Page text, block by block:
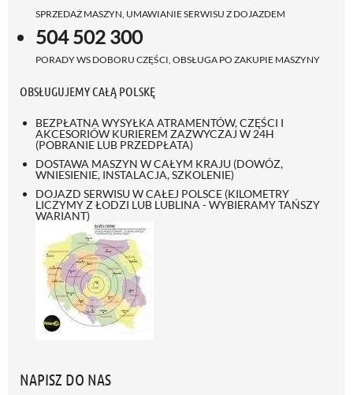
SPRZEDAŻ MASZYN, UMAWIANIE SERWISU Z DOJAZDEM
504 502 300
PORADY WS DOBORU CZĘŚCI, OBSŁUGA PO ZAKUPIE MASZYNY
OBSŁUGUJEMY CAŁĄ POLSKĘ
BEZPŁATNA WYSYŁKA ATRAMENTÓW, CZĘŚCI I
AKCESORIÓW KURIEREM ZAZWYCZAJ W 24H
(POBRANIE LUB PRZEDPŁATA)
DOSTAWA MASZYN W CAŁYM KRAJU (DOWÓZ,
WNIESIENIE, INSTALACJA, SZKOLENIE)
DOJAZD SERWISU W CAŁEJ POLSCE (KILOMETRY
LICZYMY Z ŁODZI LUB LUBLINA - WYBIERAMY TAŃSZY
WARIANT)
NAPISZ DO NAS